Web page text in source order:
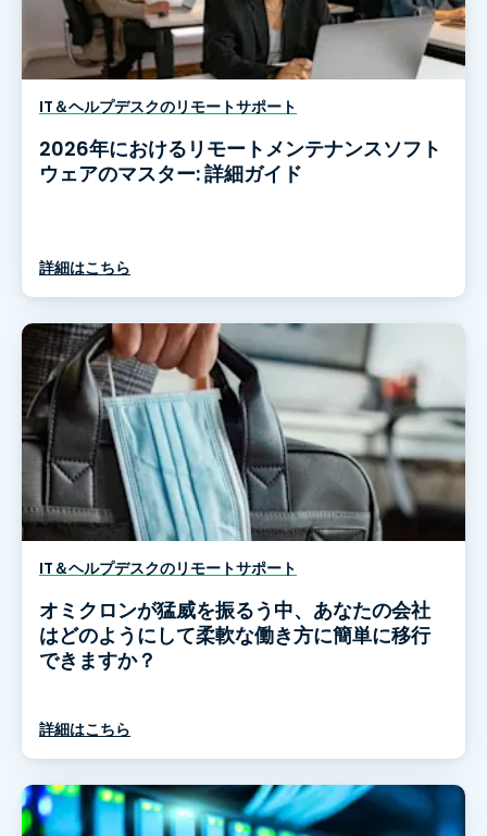
IT＆ヘルプデスクのリモートサポート
2026年におけるリモートメンテナンスソフト
ウェアのマスター: 詳細ガイド
詳細はこちら
IT＆ヘルプデスクのリモートサポート
オミクロンが猛威を振るう中、あなたの会社
はどのようにして柔軟な働き方に簡単に移行
できますか？
詳細はこちら